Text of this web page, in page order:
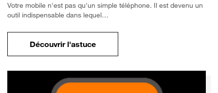
Votre mobile n'est pas qu'un simple téléphone. Il est devenu un
outil indispensable dans lequel…
Découvrir l'astucepour Comment protéger les données de